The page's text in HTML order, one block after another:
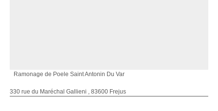
Ramonage de Poele Saint Antonin Du Var
330 rue du Maréchal Gallieni , 83600 Frejus